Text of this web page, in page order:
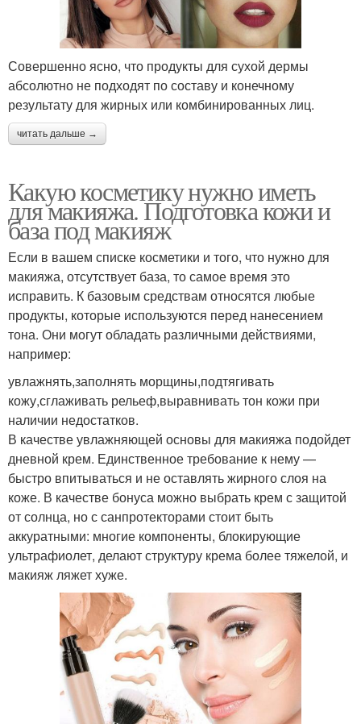
Совершенно ясно, что продукты для сухой дермы
абсолютно не подходят по составу и конечному
результату для жирных или комбинированных лиц.
читать дальше →
Какую косметику нужно иметь
для макияжа. Подготовка кожи и
база под макияж
Если в вашем списке косметики и того, что нужно для
макияжа, отсутствует база, то самое время это
исправить. К базовым средствам относятся любые
продукты, которые используются перед нанесением
тона. Они могут обладать различными действиями,
например:
увлажнять,заполнять морщины,подтягивать
кожу,сглаживать рельеф,выравнивать тон кожи при
наличии недостатков.
В качестве увлажняющей основы для макияжа подойдет
дневной крем. Единственное требование к нему —
быстро впитываться и не оставлять жирного слоя на
коже. В качестве бонуса можно выбрать крем с защитой
от солнца, но с санпротекторами стоит быть
аккуратными: многие компоненты, блокирующие
ультрафиолет, делают структуру крема более тяжелой, и
макияж ляжет хуже.